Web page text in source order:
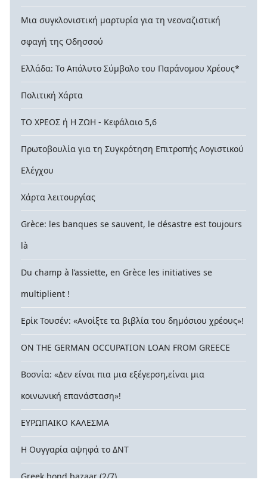
Μια συγκλονιστική μαρτυρία για τη νεοναζιστική
σφαγή της Οδησσού
Ελλάδα: Το Απόλυτο Σύμβολο του Παράνομου Χρέους*
Πολιτική Χάρτα
ΤΟ ΧΡΕΟΣ ή Η ΖΩΗ - Κεφάλαιο 5,6
Πρωτοβουλία για τη Συγκρότηση Επιτροπής Λογιστικού
Ελέγχου
Χάρτα λειτουργίας
Grèce: les banques se sauvent, le désastre est toujours
là
Du champ à l’assiette, en Grèce les initiatives se
multiplient !
Ερίκ Τουσέν: «Ανοίξτε τα βιβλία του δημόσιου χρέους»!
ON THE GERMAN OCCUPATION LOAN FROM GREECE
Βοσνία: «Δεν είναι πια μια εξέγερση,είναι μια
κοινωνική επανάσταση»!
ΕΥΡΩΠΑΙΚΟ ΚΑΛΕΣΜΑ
Η Ουγγαρία αψηφά το ΔΝΤ
Greek bond bazaar (2/7)